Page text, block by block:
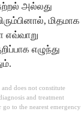
அல்லது
மிதமாக
எவ்வாறு
எழுந்து
does not constitute
and treatment
to the nearest emergency